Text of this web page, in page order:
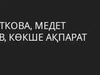
МЕДЕТ
КӨКШЕ АҚПАРАТ